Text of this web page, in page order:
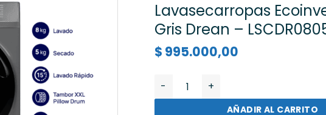
Lavasecarropas
Gris Drean –
$ 995.000,00
Lavasecarropas Ecoinverter 8 Kg
AÑADIR AL CARRITO